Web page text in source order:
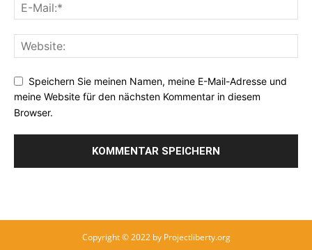
Speichern Sie meinen Namen, meine E-Mail-Adresse und
meine Website für den nächsten Kommentar in diesem
Browser.
Copyright © 2022 by Projectliberty.org